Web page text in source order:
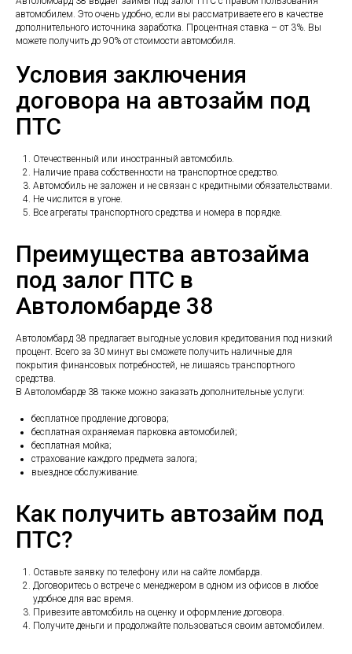
автомобилем. Это очень удобно, если вы рассматриваете его в качестве
дополнительного источника заработка. Процентная ставка – от 3%. Вы
можете получить до 90% от стоимости автомобиля.
Условия заключения
договора на автозайм под
ПТС
Отечественный или иностранный автомобиль.
Наличие права собственности на транспортное средство.
Автомобиль не заложен и не связан с кредитными обязательствами.
Не числится в угоне.
Все агрегаты транспортного средства и номера в порядке.
Преимущества автозайма
под залог ПТС в
Автоломбарде 38
Автоломбард 38 предлагает выгодные условия кредитования под низкий
процент. Всего за 30 минут вы сможете получить наличные для
покрытия финансовых потребностей, не лишаясь транспортного
средства.
В Автоломбарде 38 также можно заказать дополнительные услуги:
бесплатное продление договора;
бесплатная охраняемая парковка автомобилей;
бесплатная мойка;
страхование каждого предмета залога;
выездное обслуживание.
Как получить автозайм под
ПТС?
Оставьте заявку по телефону или на сайте ломбарда.
Договоритесь о встрече с менеджером в одном из офисов в любое
удобное для вас время.
Привезите автомобиль на оценку и оформление договора.
Получите деньги и продолжайте пользоваться своим автомобилем.